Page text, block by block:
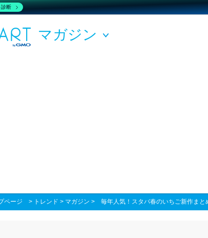
マガジン
ページ > トレンド > マガジン > 毎年人気！スタバ春のいちご新作まと
断